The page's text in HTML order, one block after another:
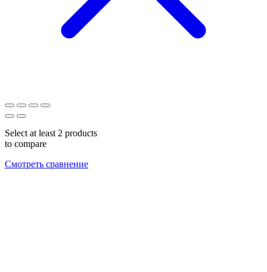
Select at least 2 products
to compare
Смотреть сравнение